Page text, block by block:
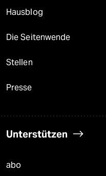
Hausblog
Die Seitenwende
Stellen
Presse
Unterstützen
abo